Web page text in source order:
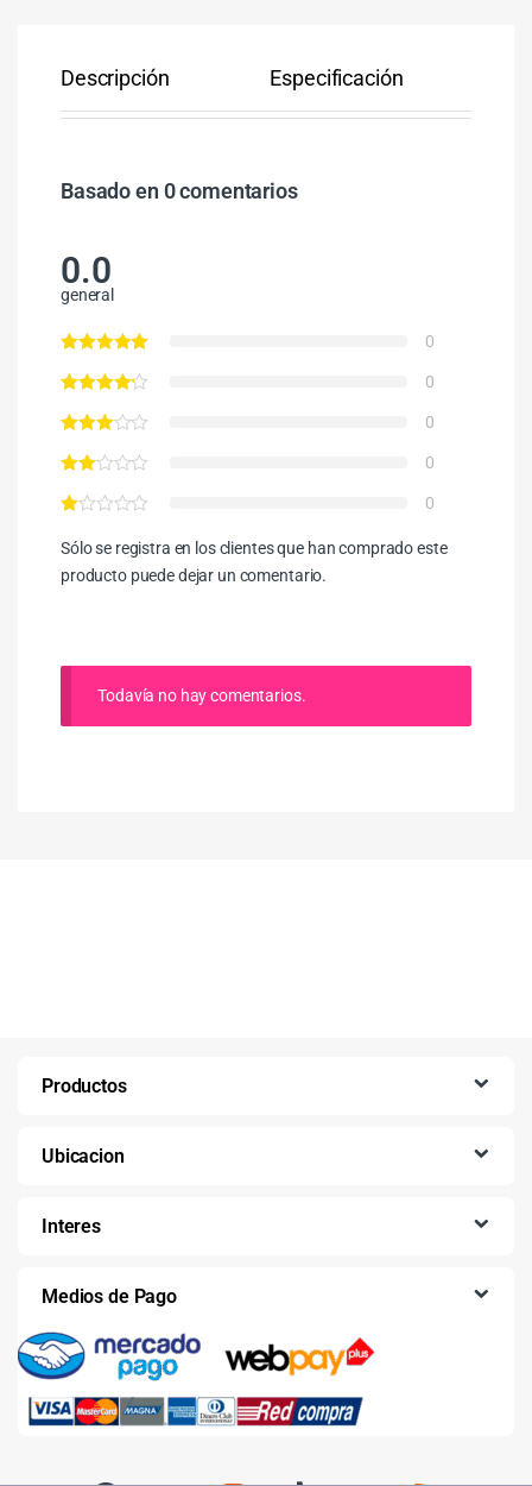
Descripción Especificación
Basado en 0 comentarios
0.0
general
0
0
0
0
0
Sólo se registra en los clientes que han comprado este
producto puede dejar un comentario.
Todavía no hay comentarios.
Productos
Ubicacion
Interes
Medios de Pago